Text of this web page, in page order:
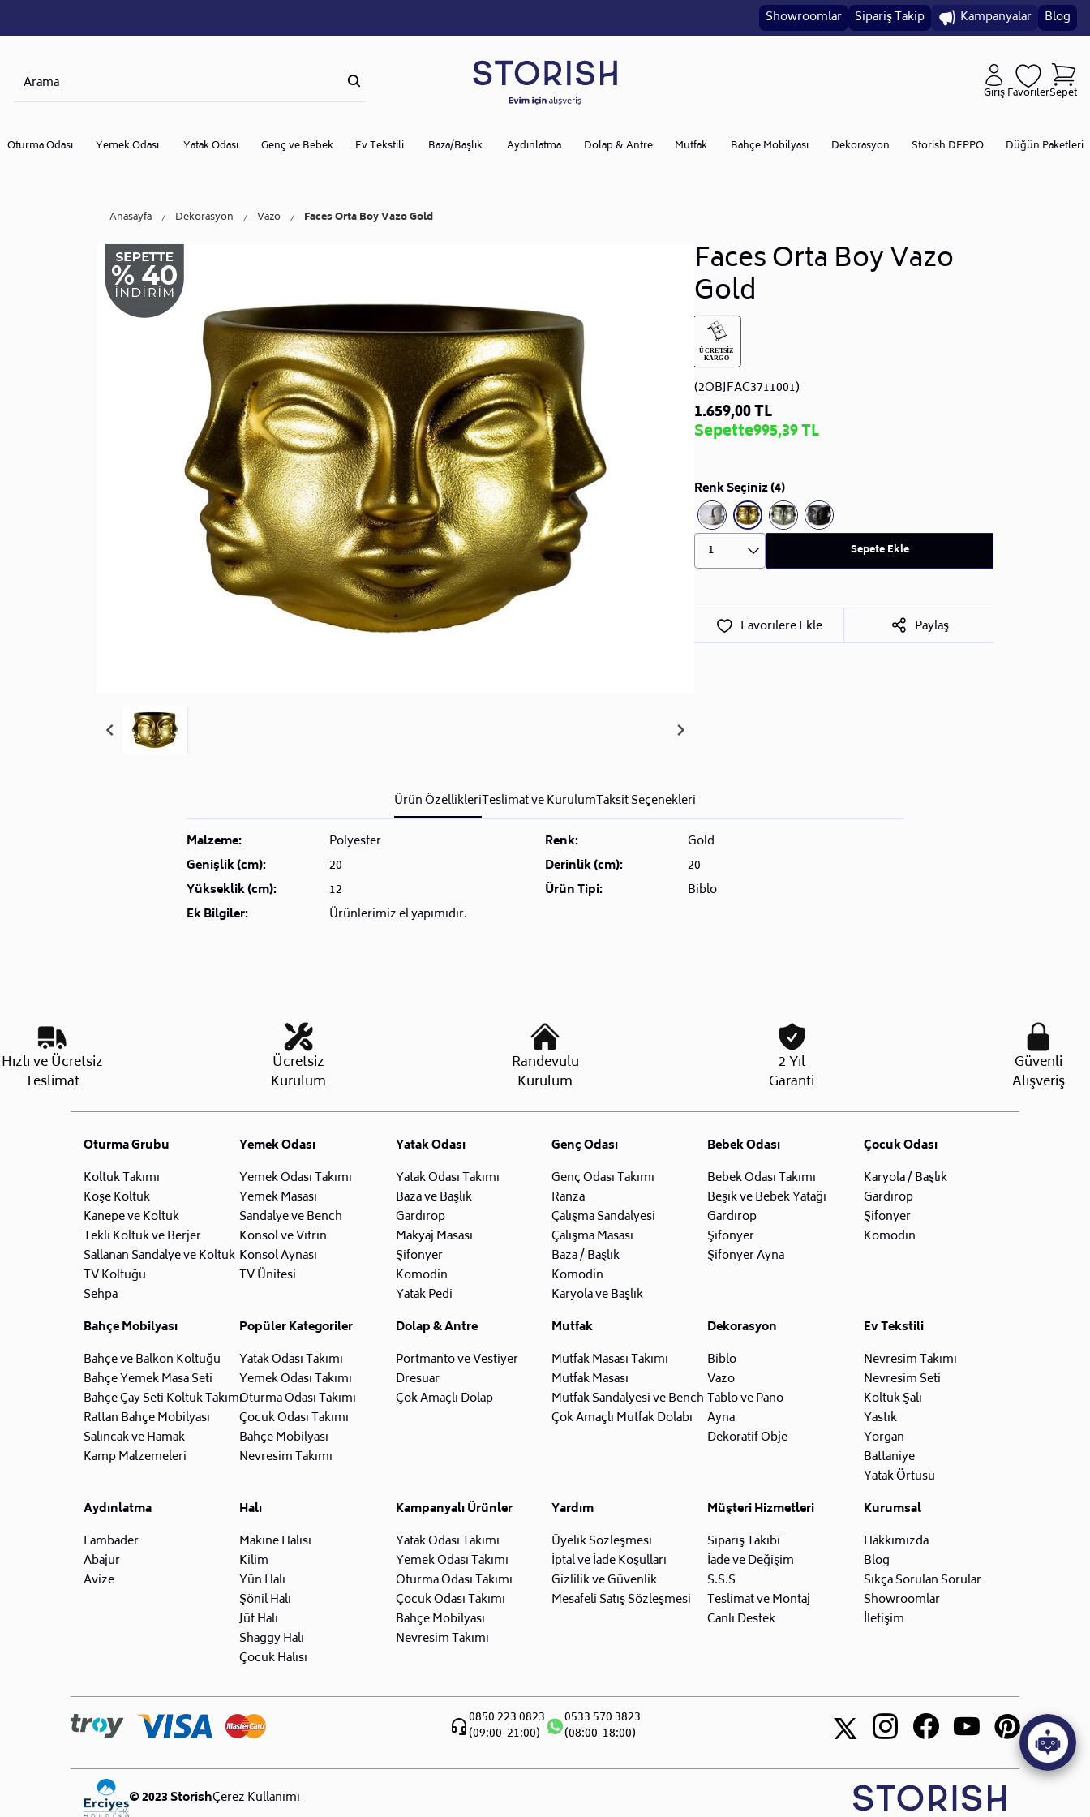
Showroomlar Sipariş Takip Kampanyalar Blog
GirişFavorilerSepet
Oturma Odası Yemek Odası Yatak Odası Genç ve Bebek Ev Tekstili Baza/Başlık Aydınlatma Dolap & Antre Mutfak Bahçe Mobilyası Dekorasyon Storish DEPPO Düğün Paketleri
Anasayfa Dekorasyon Vazo Faces Orta Boy Vazo Gold
Faces Orta Boy Vazo
Gold
(2OBJFAC3711001)
1.659,00 TL
Sepette995,39 TL
Renk Seçiniz (4)
1 Sepete Ekle
Favorilere Ekle Paylaş
Ürün ÖzellikleriTeslimat ve KurulumTaksit Seçenekleri
Malzeme:
Polyester Renk:
Gold
Genişlik (cm):
20 Derinlik (cm):
20
Yükseklik (cm):
12 Ürün Tipi:
Biblo
Ek Bilgiler:
Ürünlerimiz el yapımıdır.
Hızlı ve Ücretsiz
Teslimat
Ücretsiz
Kurulum
Randevulu
Kurulum
2 Yıl
Garanti
Güvenli
Alışveriş
Oturma Grubu
Koltuk Takımı
Köşe Koltuk
Kanepe ve Koltuk
Tekli Koltuk ve Berjer
Sallanan Sandalye ve Koltuk
TV Koltuğu
Sehpa
Yemek Odası
Yemek Odası Takımı
Yemek Masası
Sandalye ve Bench
Konsol ve Vitrin
Konsol Aynası
TV Ünitesi
Yatak Odası
Yatak Odası Takımı
Baza ve Başlık
Gardırop
Makyaj Masası
Şifonyer
Komodin
Yatak Pedi
Genç Odası
Genç Odası Takımı
Ranza
Çalışma Sandalyesi
Çalışma Masası
Baza / Başlık
Komodin
Karyola ve Başlık
Bebek Odası
Bebek Odası Takımı
Beşik ve Bebek Yatağı
Gardırop
Şifonyer
Şifonyer Ayna
Çocuk Odası
Karyola / Başlık
Gardırop
Şifonyer
Komodin
Bahçe Mobilyası
Bahçe ve Balkon Koltuğu
Bahçe Yemek Masa Seti
Bahçe Çay Seti Koltuk Takımı
Rattan Bahçe Mobilyası
Salıncak ve Hamak
Kamp Malzemeleri
Popüler Kategoriler
Yatak Odası Takımı
Yemek Odası Takımı
Oturma Odası Takımı
Çocuk Odası Takımı
Bahçe Mobilyası
Nevresim Takımı
Dolap & Antre
Portmanto ve Vestiyer
Dresuar
Çok Amaçlı Dolap
Mutfak
Mutfak Masası Takımı
Mutfak Masası
Mutfak Sandalyesi ve Bench
Çok Amaçlı Mutfak Dolabı
Dekorasyon
Biblo
Vazo
Tablo ve Pano
Ayna
Dekoratif Obje
Ev Tekstili
Nevresim Takımı
Nevresim Seti
Koltuk Şalı
Yastık
Yorgan
Battaniye
Yatak Örtüsü
Aydınlatma
Lambader
Abajur
Avize
Halı
Makine Halısı
Kilim
Yün Halı
Şönil Halı
Jüt Halı
Shaggy Halı
Çocuk Halısı
Kampanyalı Ürünler
Yatak Odası Takımı
Yemek Odası Takımı
Oturma Odası Takımı
Çocuk Odası Takımı
Bahçe Mobilyası
Nevresim Takımı
Yardım
Üyelik Sözleşmesi
İptal ve İade Koşulları
Gizlilik ve Güvenlik
Mesafeli Satış Sözleşmesi
Müşteri Hizmetleri
Sipariş Takibi
İade ve Değişim
S.S.S
Teslimat ve Montaj
Canlı Destek
Kurumsal
Hakkımızda
Blog
Sıkça Sorulan Sorular
Showroomlar
İletişim
0850 223 0823
(09:00-21:00)
0533 570 3823
(08:00-18:00)
© 2023 StorishÇerez Kullanımı